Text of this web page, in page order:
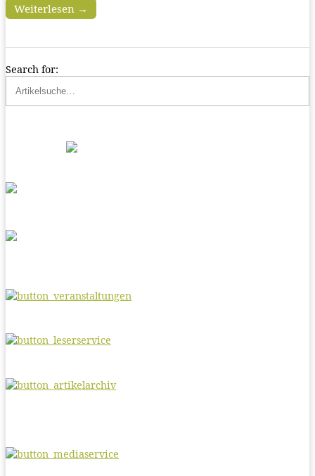
Weiterlesen →
Search for: